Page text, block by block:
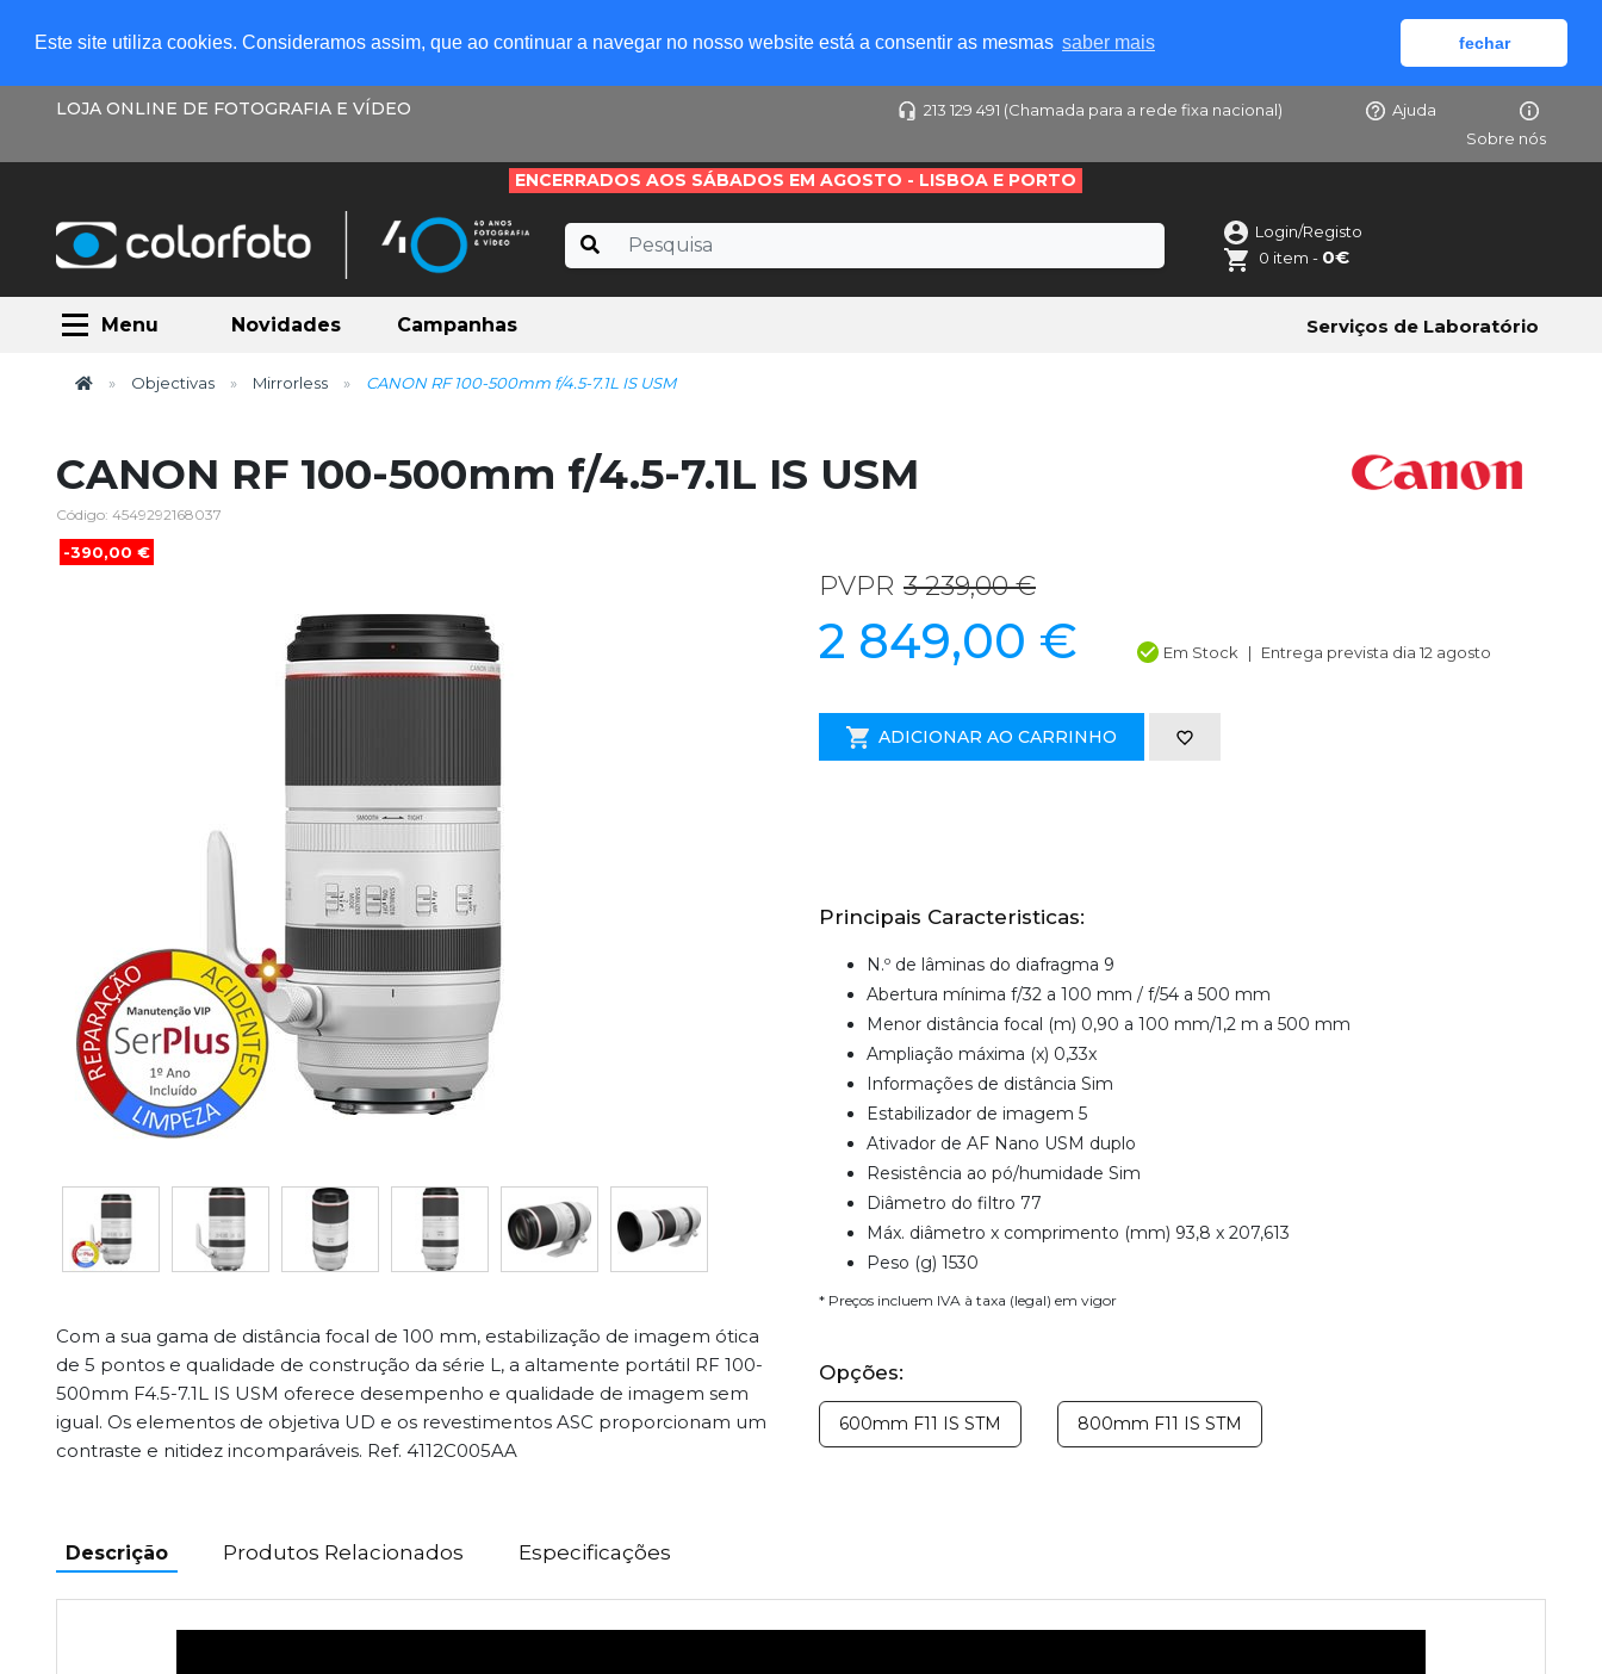
Este site utiliza cookies. Consideramos assim, que ao continuar a navegar no nosso website está a consentir as mesmas saber mais fechar
LOJA ONLINE DE FOTOGRAFIA E VÍDEO 213 129 491 (Chamada para a rede fixa nacional)
Ajuda
Sobre nós
ENCERRADOS AOS SÁBADOS EM AGOSTO - LISBOA E PORTO
Login/Registo
0 item - 0€
Menu Novidades Campanhas Serviços de Laboratório
Objectivas Mirrorless CANON RF 100-500mm f/4.5-7.1L IS USM
CANON RF 100-500mm f/4.5-7.1L IS USM
Código: 4549292168037
-390,00 €
Com a sua gama de distância focal de 100 mm, estabilização de imagem ótica
de 5 pontos e qualidade de construção da série L, a altamente portátil RF 100-
500mm F4.5-7.1L IS USM oferece desempenho e qualidade de imagem sem
igual. Os elementos de objetiva UD e os revestimentos ASC proporcionam um
contraste e nitidez incomparáveis. Ref. 4112C005AA
PVPR 3 239,00 €
2 849,00 € Em Stock Entrega prevista dia 12 agosto
ADICIONAR AO CARRINHO
Principais Caracteristicas:
N.º de lâminas do diafragma 9
Abertura mínima f/32 a 100 mm / f/54 a 500 mm
Menor distância focal (m) 0,90 a 100 mm/1,2 m a 500 mm
Ampliação máxima (x) 0,33x
Informações de distância Sim
Estabilizador de imagem 5
Ativador de AF Nano USM duplo
Resistência ao pó/humidade Sim
Diâmetro do filtro 77
Máx. diâmetro x comprimento (mm) 93,8 x 207,613
Peso (g) 1530
* Preços incluem IVA à taxa (legal) em vigor
Opções:
600mm F11 IS STM 800mm F11 IS STM
Descrição Produtos Relacionados Especificações